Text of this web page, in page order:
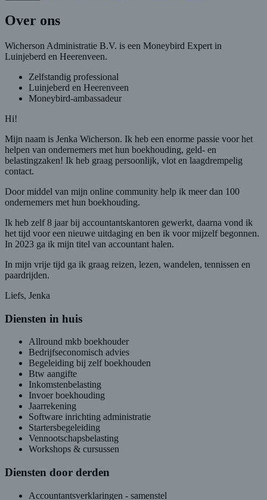
Over ons
Wicherson Administratie B.V. is een Moneybird Expert in
Luinjeberd en Heerenveen.
Zelfstandig professional
Luinjeberd en Heerenveen
Moneybird-ambassadeur
Hi!
Mijn naam is Jenka Wicherson. Ik heb een enorme passie voor het
helpen van ondernemers met hun boekhouding, geld- en
belastingzaken! Ik heb graag persoonlijk, vlot en laagdrempelig
contact.
Door middel van mijn online community help ik meer dan 100
ondernemers met hun boekhouding.
Ik heb zelf 8 jaar bij accountantskantoren gewerkt, daarna vond ik
het tijd voor een nieuwe uitdaging en ben ik voor mijzelf begonnen.
In 2023 ga ik mijn titel van accountant halen.
In mijn vrije tijd ga ik graag reizen, lezen, wandelen, tennissen en
paardrijden.
Liefs, Jenka
Diensten in huis
Allround mkb boekhouder
Bedrijfseconomisch advies
Begeleiding bij zelf boekhouden
Btw aangifte
Inkomstenbelasting
Invoer boekhouding
Jaarrekening
Software inrichting administratie
Startersbegeleiding
Vennootschapsbelasting
Workshops & cursussen
Diensten door derden
Accountantsverklaringen - samenstel